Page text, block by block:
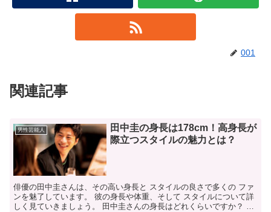
001
関連記事
男性芸能人
田中圭の身長は178cm！高身長が
際立つスタイルの魅力とは？
俳優の田中圭さんは、その高い身長と スタイルの良さで多くの ファ
ンを魅了しています。 彼の身長や体重、そして スタイルについて詳
しく見ていきましょう。 田中圭さんの身長はどれくらいですか？ 公